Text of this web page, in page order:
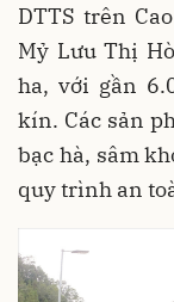
DTTS trên
Mỷ Lưu Thị
ha, với gần
kín. Các sản
bạc hà, sâm
quy trình an